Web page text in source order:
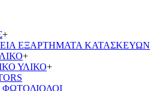
+
ΕΞΑΡΤΗΜΑΤΑ ΚΑΤΑΣΚΕΥΩΝ
+
ΥΛΙΚΟ+
ΦΩΤΟΔΙΟΔΟΙ